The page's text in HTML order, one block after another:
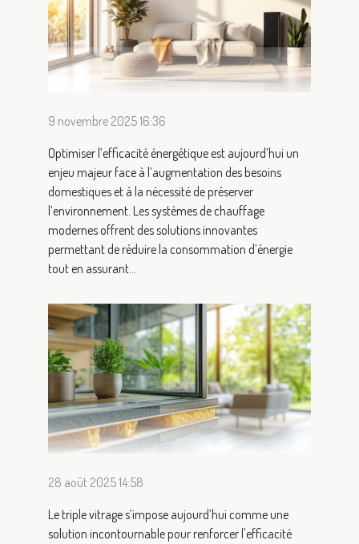
9 novembre 2025 16:36
Optimiser l’efficacité énergétique est aujourd’hui un
enjeu majeur face à l’augmentation des besoins
domestiques et à la nécessité de préserver
l’environnement. Les systèmes de chauffage
modernes offrent des solutions innovantes
permettant de réduire la consommation d’énergie
tout en assurant...
28 août 2025 14:58
Le triple vitrage s’impose aujourd’hui comme une
solution incontournable pour renforcer l'efficacité